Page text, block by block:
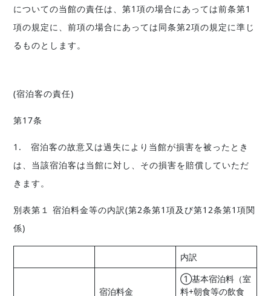
についての当館の責任は、第1項の場合にあっては前条第1
項の規定に、前項の場合にあっては同条第2項の規定に準じ
るものとします。
(宿泊客の責任)
第17条
1. 宿泊客の故意又は過失により当館が損害を被ったとき
は、当該宿泊客は当館に対し、その損害を賠償していただ
きます。
別表第１ 宿泊料金等の内訳(第2条第1項及び第12条第1項関
係)
内訳
宿泊料金
①基本宿泊料（室
料+朝食等の飲食